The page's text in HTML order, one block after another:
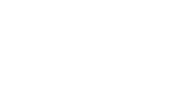
Al mismo tiempo,
con un trasfondo
en el Desierto de
sometimiento de los
sequía como